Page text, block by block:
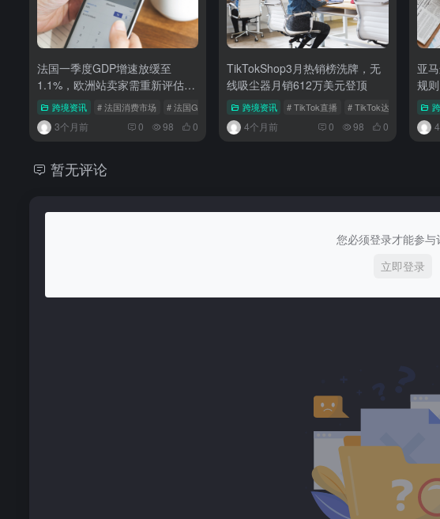
法国一季度GDP增速放缓至
1.1%，欧洲站卖家需重新评估法
国市场消费力
跨境资讯 # 法国消费市场 # 法国GDP # 亚马逊欧洲站
3个月前 0 98 0
TikTokShop3月热销榜洗牌，无
线吸尘器月销612万美元登顶
跨境资讯 # TikTok直播 # TikTok达人 # 店铺
4个月前 0 98 0
亚
规
暂无评论
您必须登录才能参与
立即登录